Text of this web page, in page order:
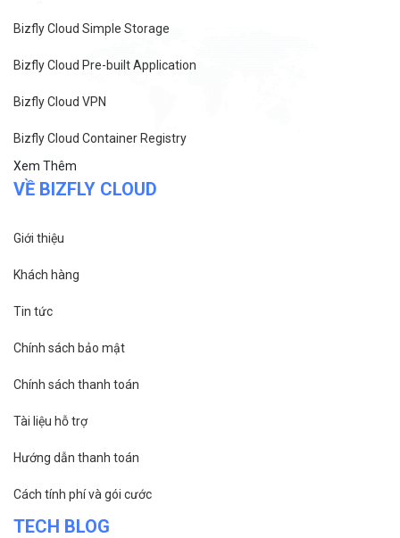
Bizfly Cloud Simple Storage
Bizfly Cloud Pre-built Application
Bizfly Cloud VPN
Bizfly Cloud Container Registry
Xem Thêm
VỀ BIZFLY CLOUD
Giới thiệu
Khách hàng
Tin tức
Chính sách bảo mật
Chính sách thanh toán
Tài liệu hỗ trợ
Hướng dẫn thanh toán
Cách tính phí và gói cước
TECH BLOG